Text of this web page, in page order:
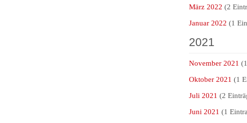
März 2022 (2
Januar 2022 (1
2021
November 2021
Oktober 2021 (1
Juli 2021 (2
Juni 2021 (1